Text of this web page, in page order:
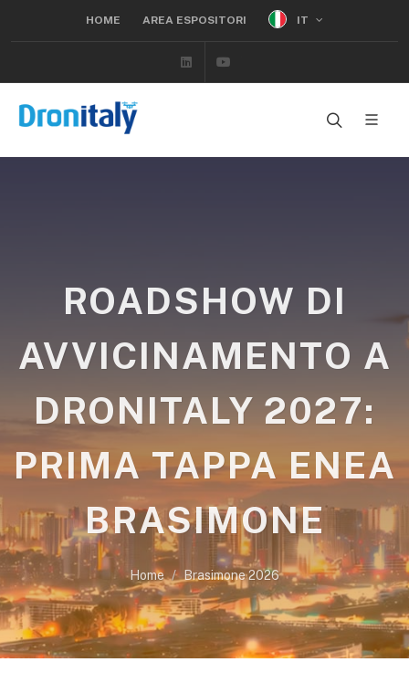
HOME AREA ESPOSITORI IT
Linkedin
ROADSHOW DI
AVVICINAMENTO A
DRONITALY 2027:
PRIMA TAPPA ENEA
BRASIMONE
Home Brasimone 2026